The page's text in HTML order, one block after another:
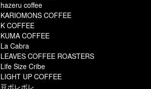
hazeru coffee
KARIOMONS COFFEE
K COFFEE
KUMA COFFEE
La Cabra
LEAVES COFFEE ROASTERS
Life Size Cribe
LIGHT UP COFFEE
豆ポレポレ